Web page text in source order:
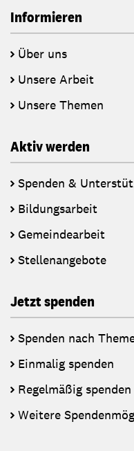
Informieren
Über uns
Unsere Arbeit
Unsere Themen
Aktiv werden
Spenden &
Bildungsarbeit
Gemeindearbeit
Stellenangebote
Jetzt spenden
Spenden nach
Einmalig spenden
Regelmäßig spenden
Weitere